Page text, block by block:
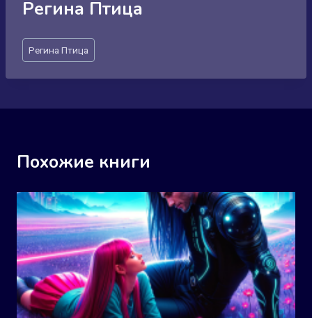
Регина Птица
Метки
записи:
Регина Птица
Похожие книги